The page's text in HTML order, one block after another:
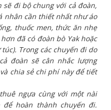
sẽ đi bộ chung với cả đoàn,
nhân cần thiết nhất như áo
thuốc men, thức ăn nhẹ
đã có đoàn bò Yak hoặc
Trong các chuyến đi do
đoàn sẽ cân nhắc lượng
chia sẻ chi phí này để tiết
ngựa cùng với một nài
hoàn thành chuyến đi.